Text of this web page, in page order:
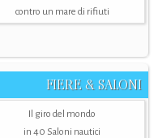
contro un mare di rifiuti
FIERE & SALONI
Il giro del mondo
in 40 Saloni nautici